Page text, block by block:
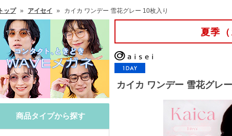
トップ » アイセイ » カイカ ワンデー 雪花グレー 10枚入り
商品タイプから探す
夏季
カイカ ワンデー 雪花グレ